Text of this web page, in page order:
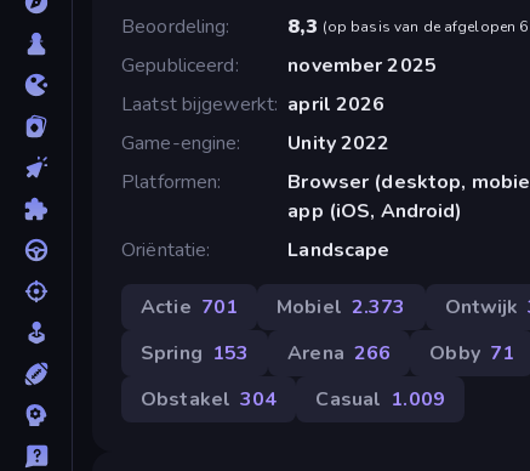
Beoordeling
8,3 (op basis van de afgelopen 6
Gepubliceerd
november 2025
Laatst bijgewerkt april 2026
Game-engine
Unity 2022
Platformen
Browser (desktop,
app (iOS, Android)
Oriëntatie
Landscape
Actie 701 Mobiel 2.373 Ontwijk
Spring 153 Arena 266 Obby 71
Obstakel 304 Casual 1.009